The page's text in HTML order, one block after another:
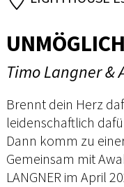
Timo Langner &
Brennt dein Herz
leidenschaftlich
Dann komm zu
Gemeinsam mit
LANGNER im April